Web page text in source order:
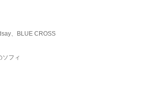
、BLUE CROSS
フィ